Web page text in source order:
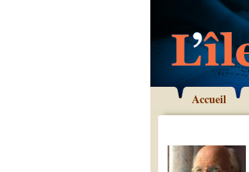
Accueil